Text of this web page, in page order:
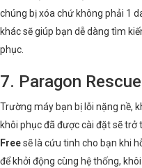
chúng bị xóa chứ không phải 1
khác sẽ giúp bạn dễ dàng tìm
phục.
7. Paragon
Trường máy bạn bị lỗi nặng nề,
khôi phục đã được cài đặt sẽ trở
Freesẽ là cứu tinh cho bạn khi
để khởi động cùng hệ thống,